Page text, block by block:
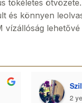
tökéletes
és könnyen
vízállóság
2